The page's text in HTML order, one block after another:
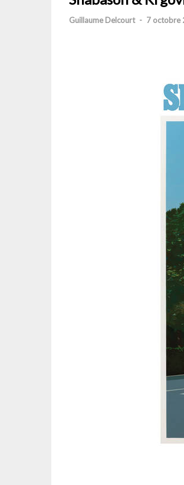
Guillaume Delcourt - 7 octobre